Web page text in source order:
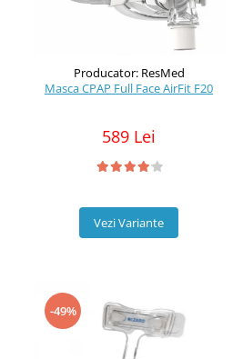
Producator: ResMed
Masca CPAP Full Face AirFit F20
589 Lei
Vezi Variante
-49%